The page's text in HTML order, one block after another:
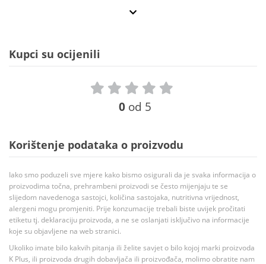
Kupci su ocijenili
0 od 5
Korištenje podataka o proizvodu
Iako smo poduzeli sve mjere kako bismo osigurali da je svaka informacija o
proizvodima točna, prehrambeni proizvodi se često mijenjaju te se
slijedom navedenoga sastojci, količina sastojaka, nutritivna vrijednost,
alergeni mogu promjeniti. Prije konzumacije trebali biste uvijek pročitati
etiketu tj. deklaraciju proizvoda, a ne se oslanjati isključivo na informacije
koje su objavljene na web stranici.
Ukoliko imate bilo kakvih pitanja ili želite savjet o bilo kojoj marki proizvoda
K Plus, ili proizvoda drugih dobavljača ili proizvođača, molimo obratite nam